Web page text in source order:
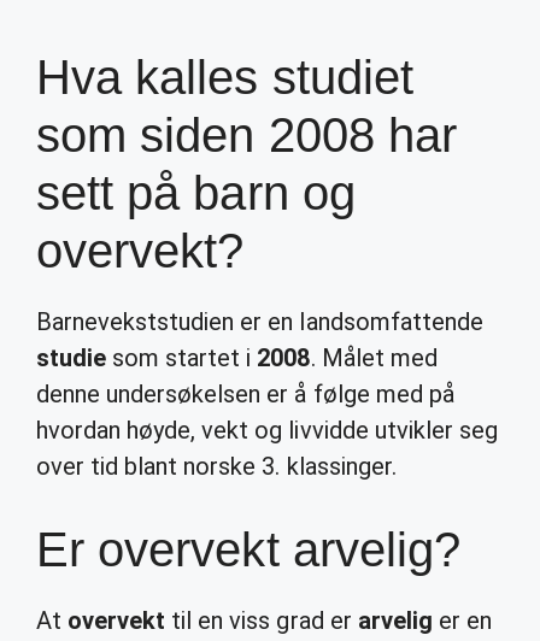
Hva kalles studiet
som siden 2008 har
sett på barn og
overvekt?
Barnevekststudien er en landsomfattende
studie som startet i 2008. Målet med
denne undersøkelsen er å følge med på
hvordan høyde, vekt og livvidde utvikler seg
over tid blant norske 3. klassinger.
Er overvekt arvelig?
At overvekt til en viss grad er arvelig er en